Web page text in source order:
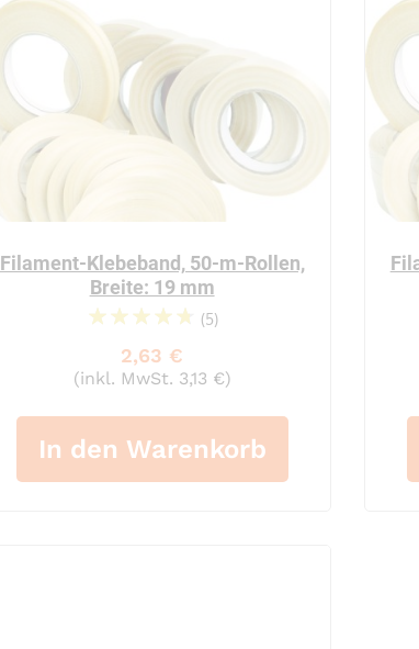
Filament-Klebeband, 50-m-Rollen,
Breite: 19 mm
98%
(5)
2,63 €
(inkl. MwSt. 3,13 €)
In den Warenkorb